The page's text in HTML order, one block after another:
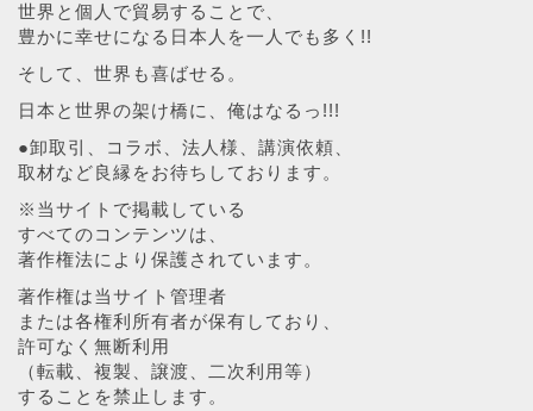
世界と個人で貿易することで、
豊かに幸せになる日本人を一人でも多く!!
そして、世界も喜ばせる。
日本と世界の架け橋に、俺はなるっ!!!
●卸取引、コラボ、法人様、講演依頼、
取材など良縁をお待ちしております。
※当サイトで掲載している
すべてのコンテンツは、
著作権法により保護されています。
著作権は当サイト管理者
または各権利所有者が保有しており、
許可なく無断利用
（転載、複製、譲渡、二次利用等）
することを禁止します。